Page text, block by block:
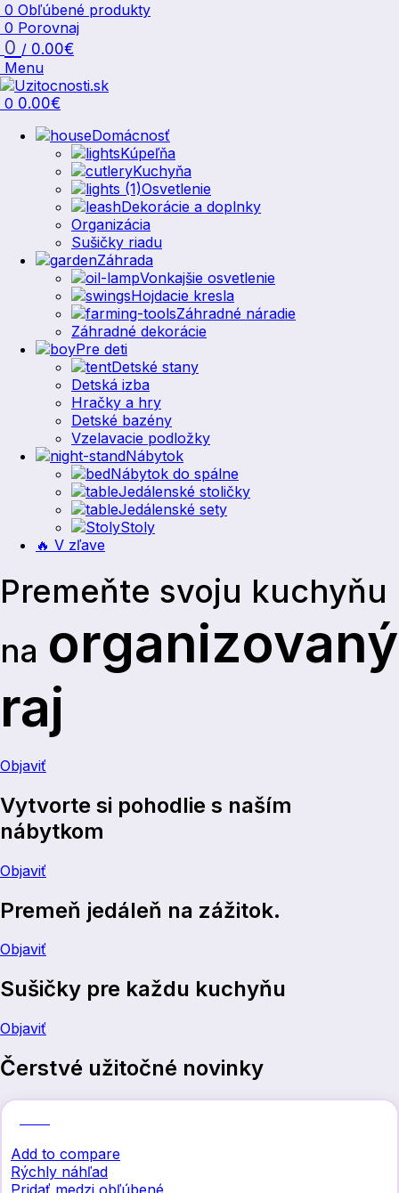
0 Obľúbené produkty
0 Porovnaj
0 / 0.00€
Menu
0 0.00€
Domácnosť
Kúpeľňa
Kuchyňa
Osvetlenie
Dekorácie a doplnky
Organizácia
Sušičky riadu
Záhrada
Vonkajšie osvetlenie
Hojdacie kresla
Záhradné náradie
Záhradné dekorácie
Pre deti
Detské stany
Detská izba
Hračky a hry
Detské bazény
Vzelavacie podložky
Nábytok
Nábytok do spálne
Jedálenské stoličky
Jedálenské sety
Stoly
🔥 V zľave
Premeňte svoju kuchyňu
na organizovaný
raj
Objaviť
Vytvorte si pohodlie s naším
nábytkom
Objaviť
Premeň jedáleň na zážitok.
Objaviť
Sušičky pre každu kuchyňu
Objaviť
Čerstvé užitočné novinky
Add to compare
Rýchly náhľad